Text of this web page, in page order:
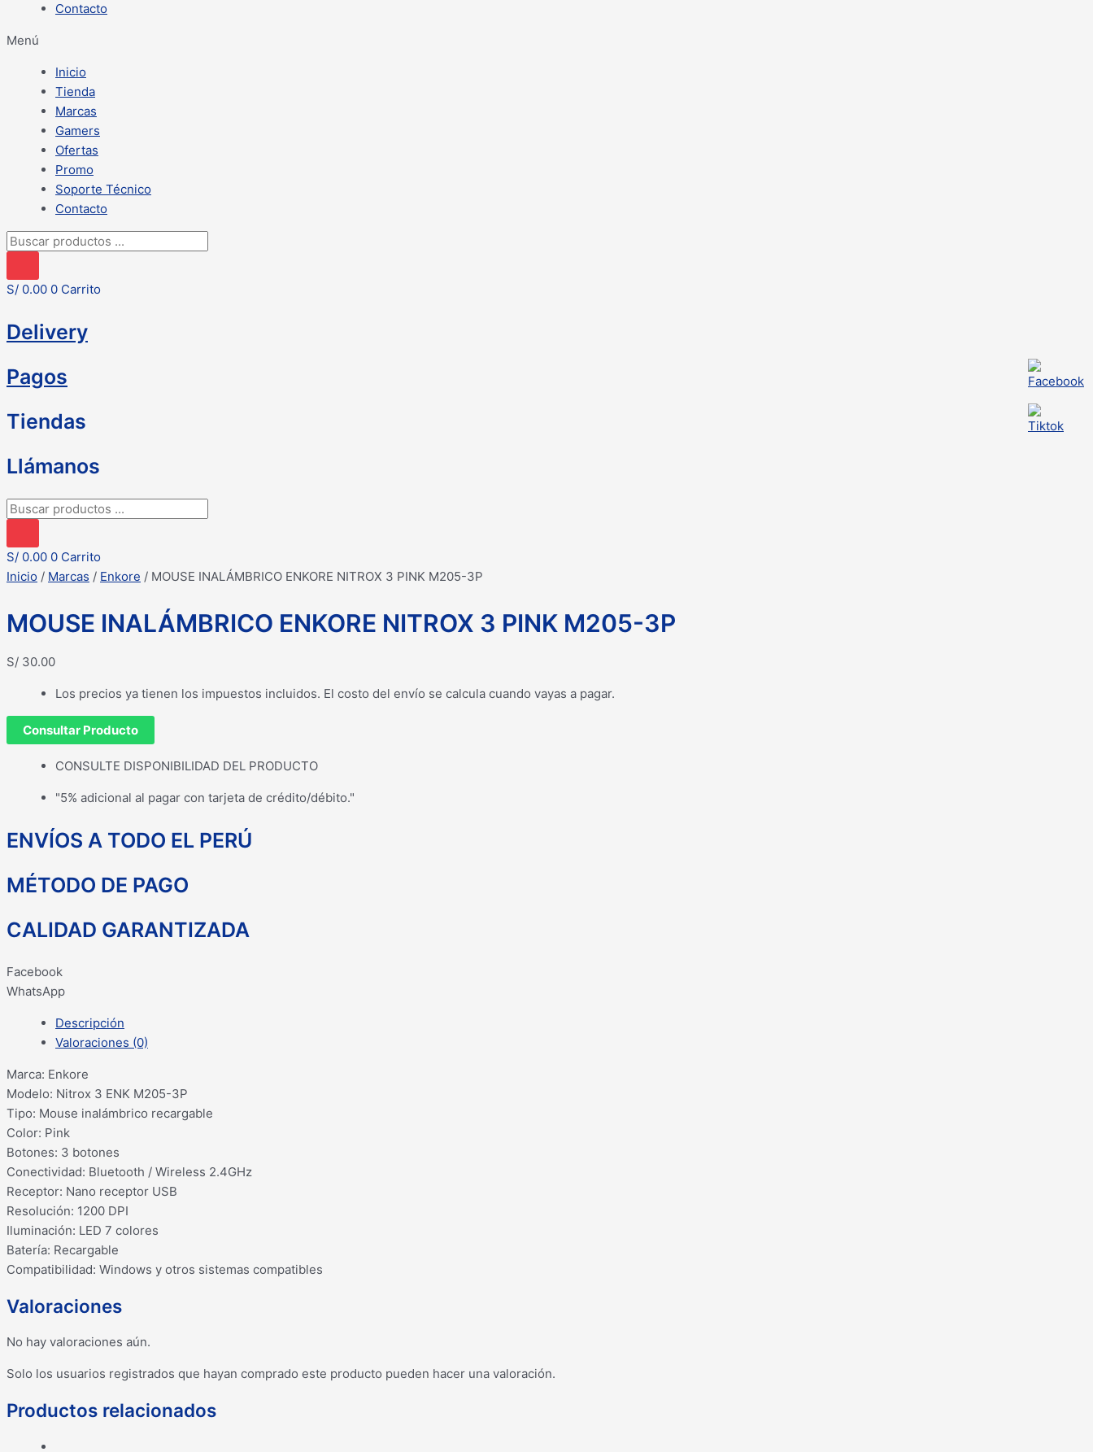
Contacto
Menú
Inicio
Tienda
Marcas
Gamers
Ofertas
Promo
Soporte Técnico
Contacto
Búsqueda
productos
S/ 0.00 0 Carrito
Delivery
Pagos
Tiendas
Llámanos
Búsqueda
productos
S/ 0.00 0 Carrito
Inicio / Marcas / Enkore / MOUSE INALÁMBRICO ENKORE NITROX 3 PINK M205-3P
MOUSE INALÁMBRICO ENKORE NITROX 3 PINK M205-3P
S/ 30.00
Los precios ya tienen los impuestos incluidos. El costo del envío se calcula cuando vayas a pagar.
Consultar Producto
CONSULTE DISPONIBILIDAD DEL PRODUCTO
"5% adicional al pagar con tarjeta de crédito/débito."
ENVÍOS A TODO EL PERÚ
MÉTODO DE PAGO
CALIDAD GARANTIZADA
Facebook
WhatsApp
Descripción
Valoraciones (0)
Marca: Enkore
Modelo: Nitrox 3 ENK M205-3P
Tipo: Mouse inalámbrico recargable
Color: Pink
Botones: 3 botones
Conectividad: Bluetooth / Wireless 2.4GHz
Receptor: Nano receptor USB
Resolución: 1200 DPI
Iluminación: LED 7 colores
Batería: Recargable
Compatibilidad: Windows y otros sistemas compatibles
Valoraciones
No hay valoraciones aún.
Solo los usuarios registrados que hayan comprado este producto pueden hacer una valoración.
Productos relacionados